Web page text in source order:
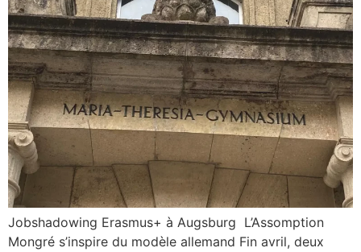
Jobshadowing Erasmus+ à Augsburg L’Assomption
Mongré s’inspire du modèle allemand Fin avril, deux